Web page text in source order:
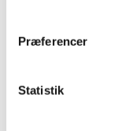
Præferencer
Statistik